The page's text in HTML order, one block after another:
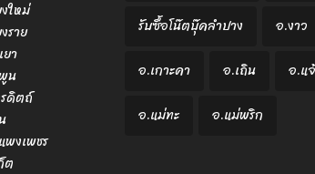
ใหม่
ราย
า
น
ดิตถ์
งเพชร
ต
รับซื้อโน๊ตบุ๊คลำปาง
อ.งาว
อ.เกาะคา
อ.เถิน
อ.แ
อ.แม่ทะ
อ.แม่พริก